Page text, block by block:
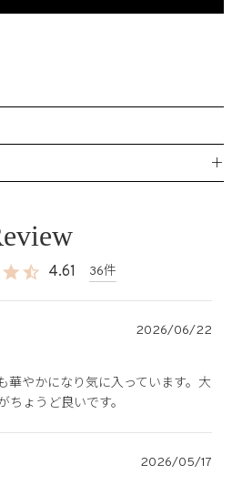
＋
4.61 36
2026/06/22
華やかになり気に入っています。大
ちょうど良いです。
2026/05/17